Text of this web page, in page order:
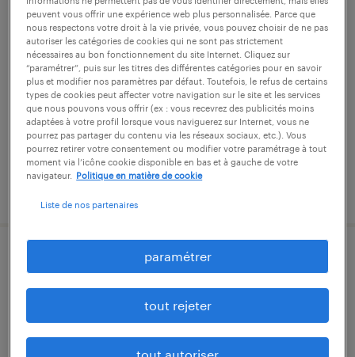
agent de réception-expédition (f/h)
lamballe, côtes-d'armor
intérim
12,50 € par heure
agent de production agroalimentaire
(f/h)
lamballe, côtes-d'armor
peuvent vous offrir une expérience web plus personnalisée. Parce que
nous respectons votre droit à la vie privée, vous pouvez choisir de ne pas
autoriser les catégories de cookies qui ne sont pas strictement
nécessaires au bon fonctionnement du site Internet. Cliquez sur
“paramétrer”, puis sur les titres des différentes catégories pour en savoir
plus et modifier nos paramètres par défaut. Toutefois, le refus de certains
types de cookies peut affecter votre navigation sur le site et les services
que nous pouvons vous offrir (ex : vous recevrez des publicités moins
adaptées à votre profil lorsque vous naviguerez sur Internet, vous ne
pourrez pas partager du contenu via les réseaux sociaux, etc.). Vous
pourrez retirer votre consentement ou modifier votre paramétrage à tout
moment via l’icône cookie disponible en bas et à gauche de votre
navigateur.
Politique en matière de cookie
Liste de nos partenaires
paramétrer
tout rejeter
tout autoriser